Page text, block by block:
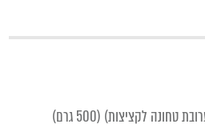
לקציצות) (500 גרם)